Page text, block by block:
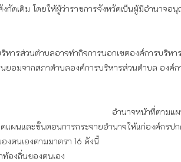
งกัดเดิม โดยให้ผู้ว่าราชการจังหวัดเป็นผู้มีอำนาจ
หารส่วนตำบลอาจทำกิจการนอกเขตองค์การบริห
ยอมจากสภาตำบลองค์การบริหารส่วนตำบล องค์
ผนและขั้นตอนการกระจายอำนาจให้แก่องค์กรป
งตนเองตามมาตรา 16 ดังนี้
องถิ่นของตนเอง